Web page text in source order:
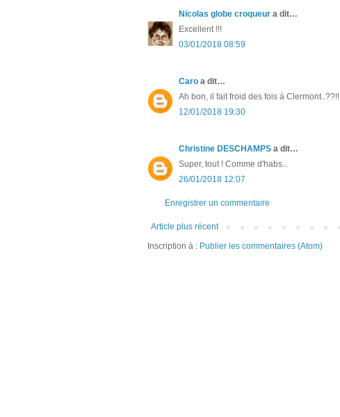
Nicolas globe croqueur a dit…
Excellent !!!
03/01/2018 08:59
Caro a dit…
Ah bon, il fait froid des fois à Clermont..??!!
12/01/2018 19:30
Christine DESCHAMPS a dit…
Super, tout ! Comme d'habs...
26/01/2018 12:07
Enregistrer un commentaire
Article plus récent
Inscription à : Publier les commentaires (Atom)